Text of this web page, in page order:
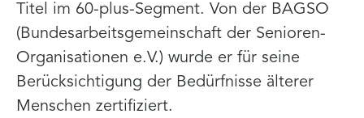
Titel im 60-plus-Segment. Von der BAGSO
(Bundesarbeitsgemeinschaft der Senioren-
Organisationen e.V.) wurde er für seine
Berücksichtigung der Bedürfnisse älterer
Menschen zertifiziert.